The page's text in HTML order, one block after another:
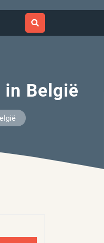
in België